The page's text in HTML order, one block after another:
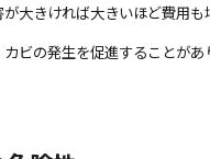
大きければ大きいほど費用も
ビの発生を促進することが